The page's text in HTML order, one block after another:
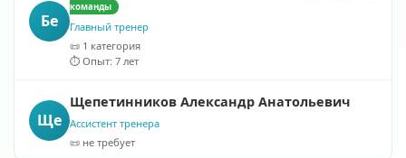
Бе
команды
Главный тренер
📜 1 категория
⏱️ Опыт: 7 лет
Ще
Щепетинников Александр Анатольевич
Ассистент тренера
📜 не требует